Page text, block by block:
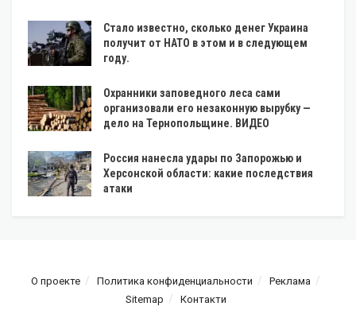
Стало известно, сколько денег Украина
получит от НАТО в этом и в следующем
году.
Охранники заповедного леса сами
организовали его незаконную вырубку —
дело на Тернопольщине. ВИДЕО
Россия нанесла удары по Запорожью и
Херсонской области: какие последствия
атаки
О проекте Политика конфиденциальности
Реклама
Sitemap
Контакти